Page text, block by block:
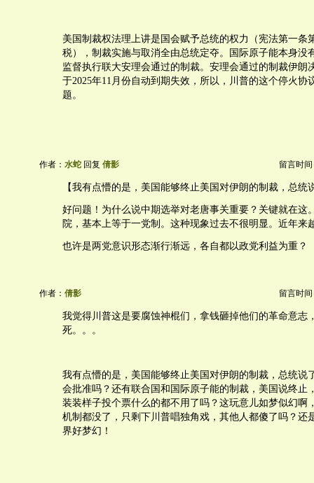
美国制裁权法理上讲是国会赋予总统的权力（宪法第一条
税），制裁实施与取消全由总统定夺。国际原子能本身没
监督执行联大安理会通过的制裁。安理会通过的制裁伊朗
于2025年11月份自动到期失效，所以，川普的这个停火协
题。
作者： 水蛇 回复 倩影 留言时间
【我有点懵的是，美国能够终止美国对伊朗的制裁，总统
好问题！为什么说中期选举对老唐事关重要？关键就在这
院，基本上等于一党制。这种现象过去不很明显。近年来
也许是两党意识形态渐行渐远，各自都以政党利益为重？
作者： 倩影 留言时间
我觉得川普这是要腐蚀神棍们，拿钱砸掉他们的革命意志
死。。。
我有点懵的是，美国能够终止美国对伊朗的制裁，总统说
会批准吗？还有联合国和国际原子能的制裁，美国说终止
装装样子投个票什么的都不用了吗？这玩意儿如梦似幻啊
机制都没了，只剩下川普唱独角戏，其他人都傻了吗？还
界好梦幻！